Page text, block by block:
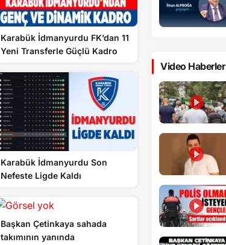
Karabük İdmanyurdu FK’dan 11
Yeni Transferle Güçlü Kadro
Karabük İdmanyurdu Son
Nefeste Ligde Kaldı
Başkan Çetinkaya sahada
takımının yanında
Video Haberler